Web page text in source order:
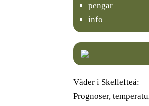
pengar
info
Väder i Skellefteå:
Prognoser,